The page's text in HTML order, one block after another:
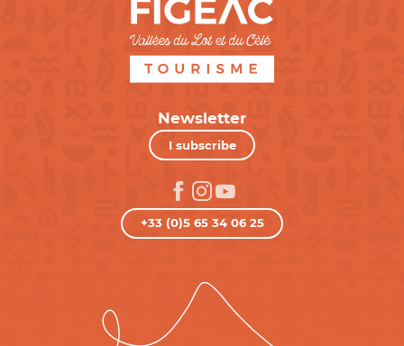
Newsletter
I subscribe
+33 (0)5 65 34 06 25